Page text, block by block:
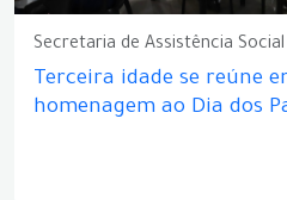
Secretaria de Assistência Social
Terceira idade se reúne
homenagem ao Dia dos